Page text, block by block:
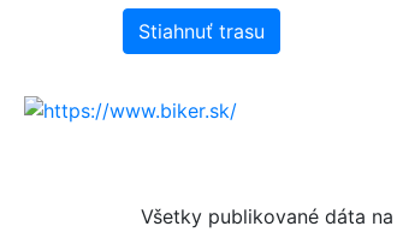
Stiahnuť trasu
Všetky publikované dáta